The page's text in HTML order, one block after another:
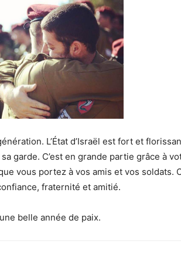
L’État d’Israël est fort et
garde. C’est en grande partie grâce à
vous portez à vos amis et vos soldats.
fraternité et amitié.
belle année de paix.